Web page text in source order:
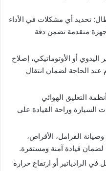
تحديد أي مشكلات في الأداء
متقدمة تضمن دقة
أو الأوتوماتيكي، إصلاح
عند الحاجة لضمان انتقال
التعليق الهوائي
السيارة وراحة القيادة على
الفرامل، الأقراص،
الرادياتير أو ارتفاع حرارة